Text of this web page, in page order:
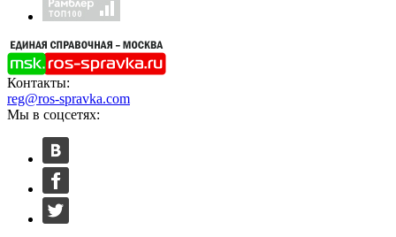
Контакты:
reg@ros-spravka.com
Мы в соцсетях: